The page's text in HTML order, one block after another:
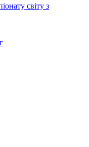
світу з